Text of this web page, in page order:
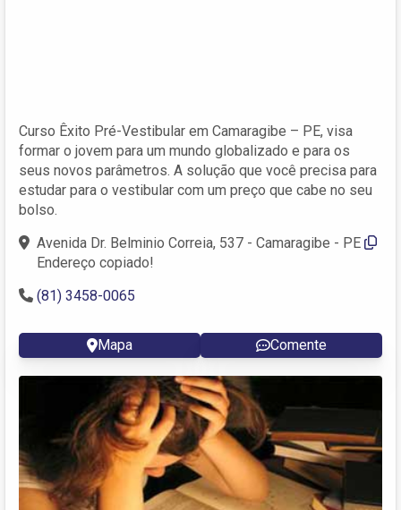
Curso Êxito Pré-Vestibular em Camaragibe – PE, visa
formar o jovem para um mundo globalizado e para os
seus novos parâmetros. A solução que você precisa para
estudar para o vestibular com um preço que cabe no seu
bolso.
Avenida Dr. Belminio Correia, 537 - Camaragibe - PE
Endereço copiado!
(81) 3458-0065
Mapa Comente